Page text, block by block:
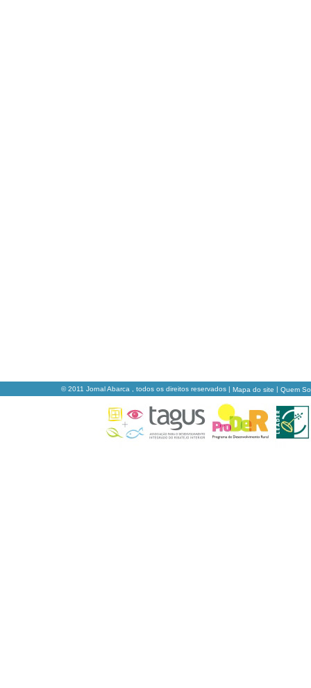
© 2011 Jornal Abarca , todos os direitos reservados | Mapa do site | Quem